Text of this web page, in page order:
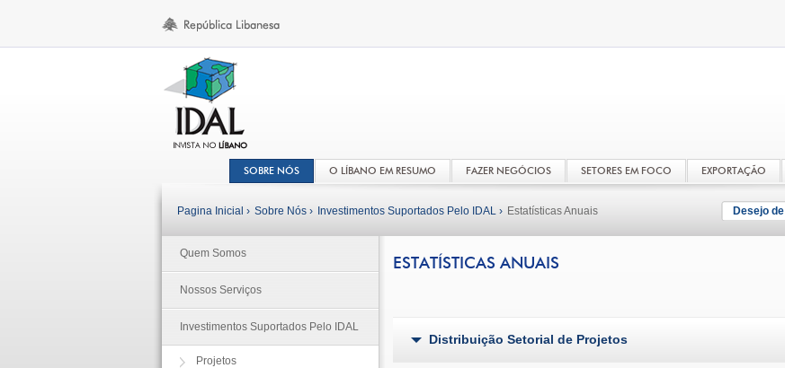
SOBRE NÓS O LÍBANO EM RESUMO FAZER NEGÓCIOS SETORES EM FOCO EXPORTAÇÃO
Desejo de
Pagina Inicial › Sobre Nós › Investimentos Suportados Pelo IDAL › Estatísticas Anuais
Quem Somos
Nossos Serviços
Investimentos Suportados Pelo IDAL
Projetos
ESTATÍSTICAS ANUAIS
Distribuição Setorial de Projetos